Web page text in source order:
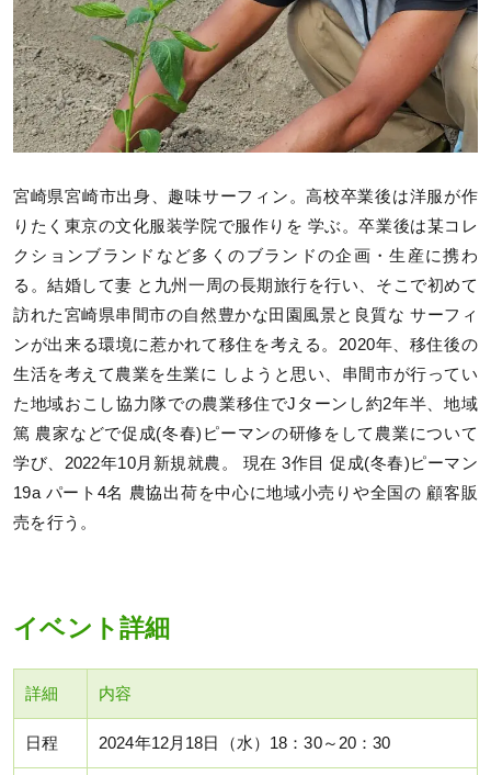
宮崎県宮崎市出身、趣味サーフィン。高校卒業後は洋服が作
りたく東京の文化服装学院で服作りを 学ぶ。卒業後は某コレ
クションブランドなど多くのブランドの企画・生産に携わ
る。結婚して妻 と九州一周の長期旅行を行い、そこで初めて
訪れた宮崎県串間市の自然豊かな田園風景と良質な サーフィ
ンが出来る環境に惹かれて移住を考える。2020年、移住後の
生活を考えて農業を生業に しようと思い、串間市が行ってい
た地域おこし協力隊での農業移住でJターンし約2年半、地域
篤 農家などで促成(冬春)ピーマンの研修をして農業について
学び、2022年10月新規就農。 現在 3作目 促成(冬春)ピーマン
19a パート4名 農協出荷を中心に地域小売りや全国の 顧客販
売を行う。
イベント詳細
詳細 内容
日程 2024年12月18日（水）18：30～20：30